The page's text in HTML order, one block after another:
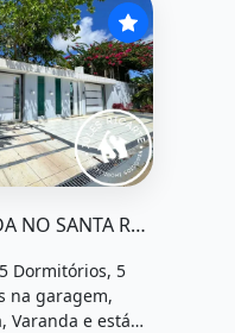
possui
possui 4
CASA À VENDA NO SANTA RITA
Dormitórios, 5
na garagem,
Varanda e está